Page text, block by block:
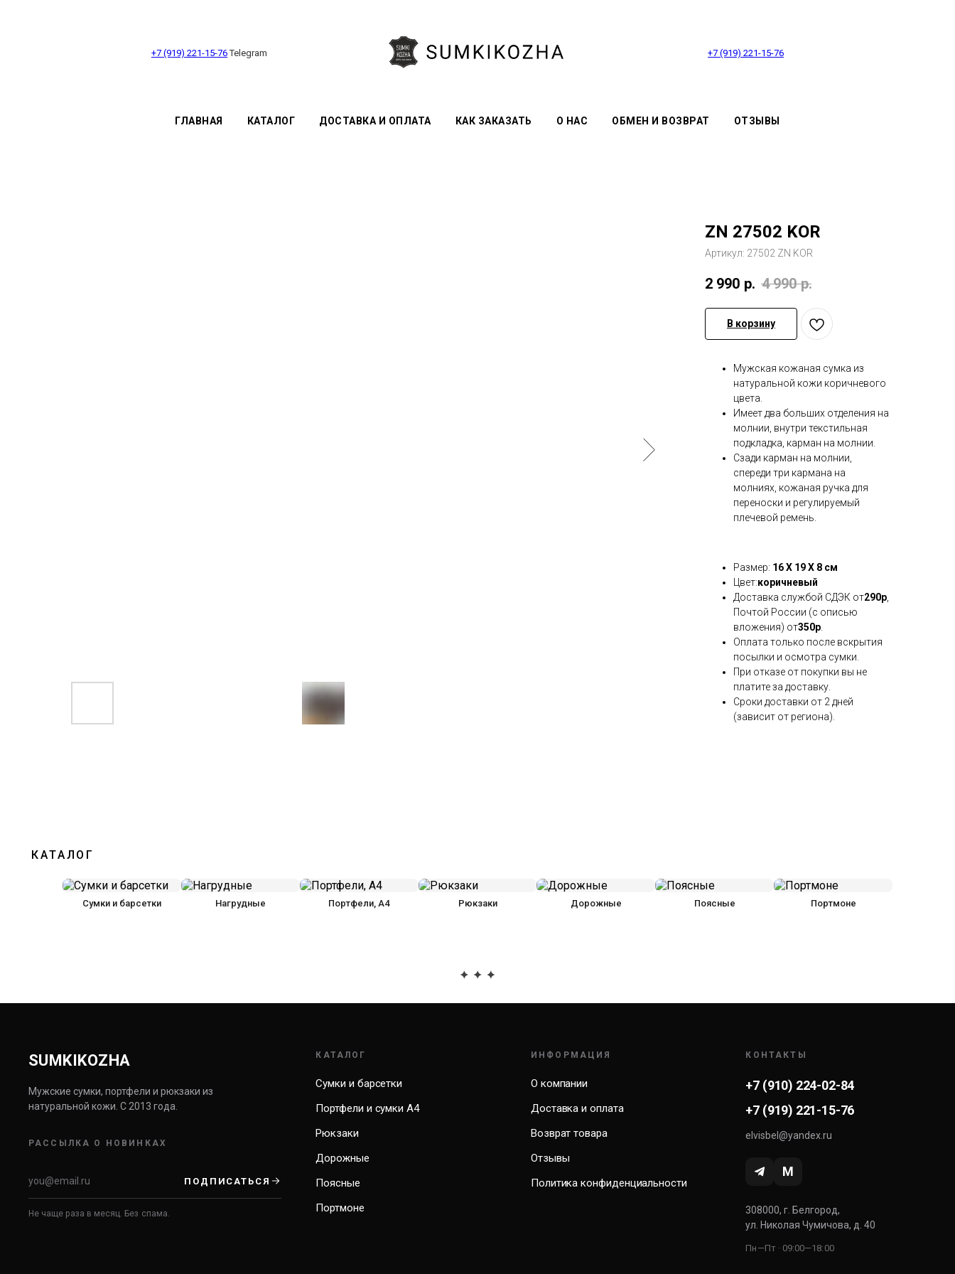
+7 (919) 221-15-76Telegram +7 (919) 221-15-76
ГЛАВНАЯ КАТАЛОГ ДОСТАВКА И ОПЛАТА КАК ЗАКАЗАТЬ О НАС ОБМЕН И ВОЗВРАТ ОТЗЫВЫ
ZN 27502 KOR
Артикул: 27502 ZN KOR
2 990 р. 4 990 р.
В корзину
Мужская кожаная сумка из
натуральной кожи коричневого
цвета.
Имеет два больших отделения на
молнии, внутри текстильная
подкладка, карман на молнии.
Сзади карман на молнии,
спереди три кармана на
молниях, кожаная ручка для
переноски и регулируемый
плечевой ремень.
Размер: 16 X 19 X 8 см
Цвет:коричневый
Доставка службой СДЭК от290р,
Почтой России (с описью
вложения) от350р.
Оплата только после вскрытия
посылки и осмотра сумки.
При отказе от покупки вы не
платите за доставку.
Сроки доставки от 2 дней
(зависит от региона).
КАТАЛОГ
Сумки и барсетки Нагрудные Портфели, А4 Рюкзаки Дорожные Поясные Портмоне
SUMKIKOZHA
Мужские сумки, портфели и рюкзаки из
натуральной кожи. С 2013 года.
РАССЫЛКА О НОВИНКАХ
ПОДПИСАТЬСЯ
Не чаще раза в месяц. Без спама.
КАТАЛОГ
Сумки и барсетки
Портфели и сумки А4
Рюкзаки
Дорожные
Поясные
Портмоне
ИНФОРМАЦИЯ
О компании
Доставка и оплата
Возврат товара
Отзывы
Политика конфиденциальности
КОНТАКТЫ
+7 (910) 224-02-84
+7 (919) 221-15-76
elvisbel@yandex.ru
M
308000, г. Белгород,
ул. Николая Чумичова, д. 40
Пн—Пт · 09:00—18:00